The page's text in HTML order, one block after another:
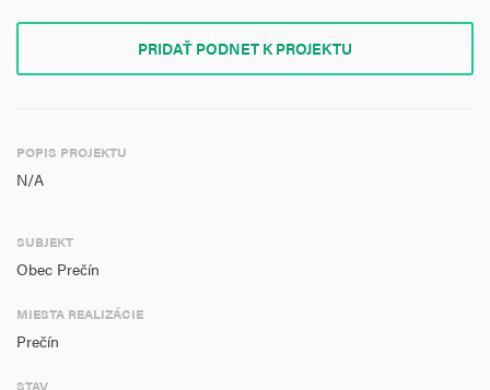
PRIDAŤ PODNET K PROJEKTU
POPIS PROJEKTU
N/A
SUBJEKT
Obec Prečín
MIESTA REALIZÁCIE
Prečín
STAV